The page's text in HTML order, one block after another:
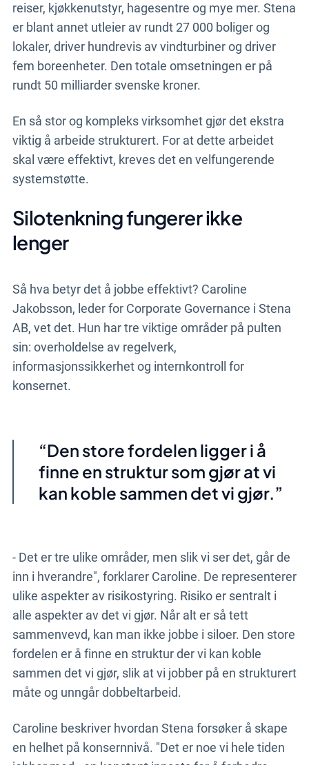
reiser, kjøkkenutstyr, hagesentre og mye mer. Stena
er blant annet utleier av rundt 27 000 boliger og
lokaler, driver hundrevis av vindturbiner og driver
fem boreenheter. Den totale omsetningen er på
rundt 50 milliarder svenske kroner.
En så stor og kompleks virksomhet gjør det ekstra
viktig å arbeide strukturert. For at dette arbeidet
skal være effektivt, kreves det en velfungerende
systemstøtte.
Silotenkning fungerer ikke
lenger
Så hva betyr det å jobbe effektivt? Caroline
Jakobsson, leder for Corporate Governance i Stena
AB, vet det. Hun har tre viktige områder på pulten
sin: overholdelse av regelverk,
informasjonssikkerhet og internkontroll for
konsernet.
Den store fordelen ligger i å
finne en struktur som gjør at vi
kan koble sammen det vi gjør.
- Det er tre ulike områder, men slik vi ser det, går de
inn i hverandre", forklarer Caroline. De representerer
ulike aspekter av risikostyring. Risiko er sentralt i
alle aspekter av det vi gjør. Når alt er så tett
sammenvevd, kan man ikke jobbe i siloer. Den store
fordelen er å finne en struktur der vi kan koble
sammen det vi gjør, slik at vi jobber på en strukturert
måte og unngår dobbeltarbeid.
Caroline beskriver hvordan Stena forsøker å skape
en helhet på konsernnivå. "Det er noe vi hele tiden